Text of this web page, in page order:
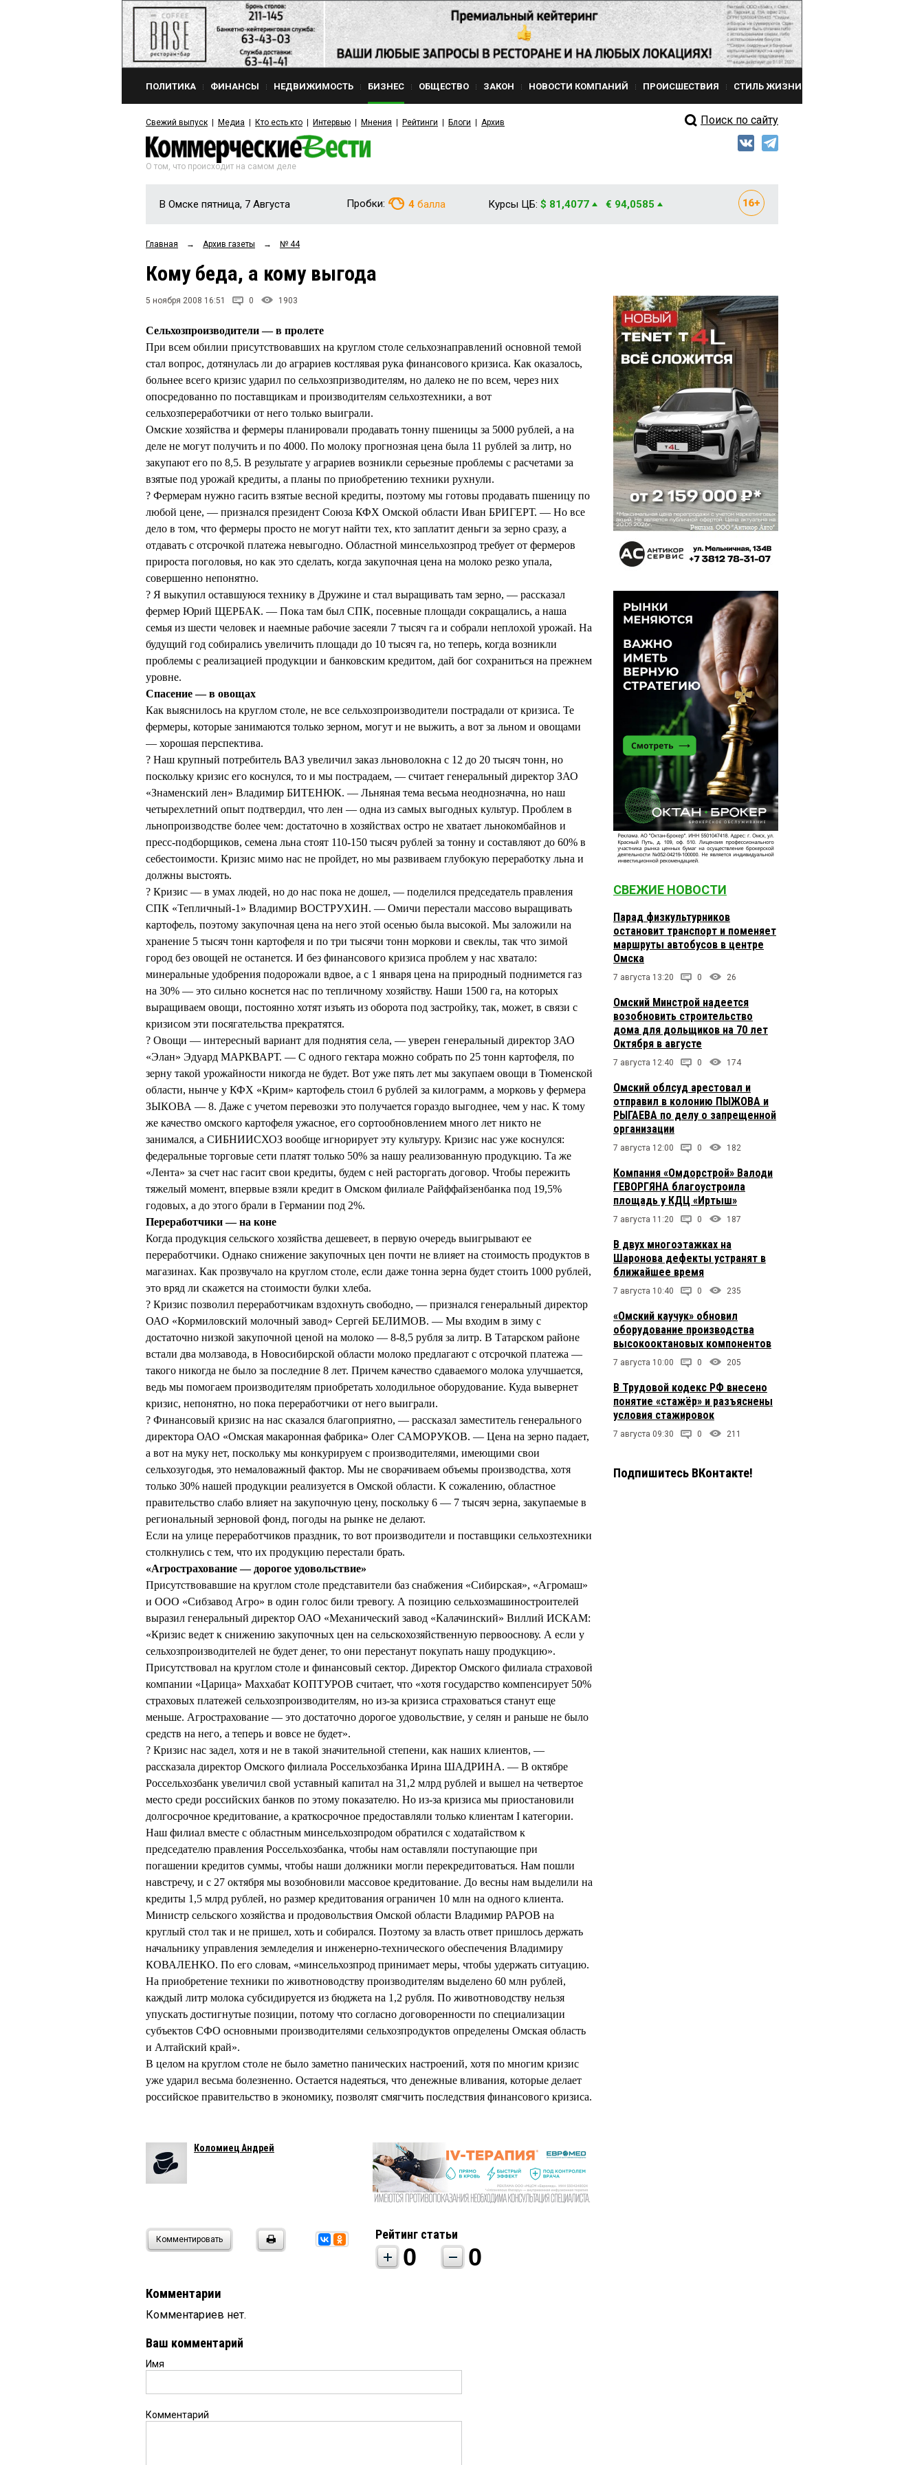
ПОЛИТИКА ФИНАНСЫ НЕДВИЖИМОСТЬ БИЗНЕС ОБЩЕСТВО ЗАКОН НОВОСТИ КОМПАНИЙ ПРОИСШЕСТВИЯ СТИЛЬ ЖИЗНИ
Свежий выпуск Медиа Кто есть кто Интервью Мнения Рейтинги Блоги Архив Поиск по сайту
О том, что происходит на самом деле
В Омске пятница, 7 Августа Пробки: 4 балла Курсы ЦБ: $ 81,4077 € 94,0585
Главная → Архив газеты → № 44
Кому беда, а кому выгода
5 ноября 2008 16:51 0 1903
Сельхозпроизводители — в пролете
При всем обилии присутствовавших на круглом столе сельхознаправлений основной темой
стал вопрос, дотянулась ли до аграриев костлявая рука финансового кризиса. Как оказалось,
больнее всего кризис ударил по сельхозпризводителям, но далеко не по всем, через них
опосредованно по поставщикам и производителям сельхозтехники, а вот
сельхозпереработчики от него только выиграли.
Омские хозяйства и фермеры планировали продавать тонну пшеницы за 5000 рублей, а на
деле не могут получить и по 4000. По молоку прогнозная цена была 11 рублей за литр, но
закупают его по 8,5. В результате у аграриев возникли серьезные проблемы с расчетами за
взятые под урожай кредиты, а планы по приобретению техники рухнули.
? Фермерам нужно гасить взятые весной кредиты, поэтому мы готовы продавать пшеницу по
любой цене, — признался президент Союза КФХ Омской области Иван БРИГЕРТ. — Но все
дело в том, что фермеры просто не могут найти тех, кто заплатит деньги за зерно сразу, а
отдавать с отсрочкой платежа невыгодно. Областной минсельхозпрод требует от фермеров
прироста поголовья, но как это сделать, когда закупочная цена на молоко резко упала,
совершенно непонятно.
? Я выкупил оставшуюся технику в Дружине и стал выращивать там зерно, — рассказал
фермер Юрий ЩЕРБАК. — Пока там был СПК, посевные площади сокращались, а наша
семья из шести человек и наемные рабочие засеяли 7 тысяч га и собрали неплохой урожай. На
будущий год собирались увеличить площади до 10 тысяч га, но теперь, когда возникли
проблемы с реализацией продукции и банковским кредитом, дай бог сохраниться на прежнем
уровне.
Спасение — в овощах
Как выяснилось на круглом столе, не все сельхозпроизводители пострадали от кризиса. Те
фермеры, которые занимаются только зерном, могут и не выжить, а вот за льном и овощами
— хорошая перспектива.
? Наш крупный потребитель ВАЗ увеличил заказ льноволокна с 12 до 20 тысяч тонн, но
поскольку кризис его коснулся, то и мы пострадаем, — считает генеральный директор ЗАО
«Знаменский лен» Владимир БИТЕНЮК. — Льняная тема весьма неоднозначна, но наш
четырехлетний опыт подтвердил, что лен — одна из самых выгодных культур. Проблем в
льнопроизводстве более чем: достаточно в хозяйствах остро не хватает льнокомбайнов и
пресс-подборщиков, семена льна стоят 110-150 тысяч рублей за тонну и составляют до 60% в
себестоимости. Кризис мимо нас не пройдет, но мы развиваем глубокую переработку льна и
должны выстоять.
? Кризис — в умах людей, но до нас пока не дошел, — поделился председатель правления
СПК «Тепличный-1» Владимир ВОСТРУХИН. — Омичи перестали массово выращивать
картофель, поэтому закупочная цена на него этой осенью была высокой. Мы заложили на
хранение 5 тысяч тонн картофеля и по три тысячи тонн моркови и свеклы, так что зимой
город без овощей не останется. И без финансового кризиса проблем у нас хватало:
минеральные удобрения подорожали вдвое, а с 1 января цена на природный поднимется газ
на 30% — это сильно коснется нас по тепличному хозяйству. Наши 1500 га, на которых
выращиваем овощи, постоянно хотят изъять из оборота под застройку, так, может, в связи с
кризисом эти посягательства прекратятся.
? Овощи — интересный вариант для поднятия села, — уверен генеральный директор ЗАО
«Элан» Эдуард МАРКВАРТ. — С одного гектара можно собрать по 25 тонн картофеля, по
зерну такой урожайности никогда не будет. Вот уже пять лет мы закупаем овощи в Тюменской
области, нынче у КФХ «Крим» картофель стоил 6 рублей за килограмм, а морковь у фермера
ЗЫКОВА — 8. Даже с учетом перевозки это получается гораздо выгоднее, чем у нас. К тому
же качество омского картофеля ужасное, его сортообновлением много лет никто не
занимался, а СИБНИИСХОЗ вообще игнорирует эту культуру. Кризис нас уже коснулся:
федеральные торговые сети платят только 50% за нашу реализованную продукцию. Та же
«Лента» за счет нас гасит свои кредиты, будем с ней расторгать договор. Чтобы пережить
тяжелый момент, впервые взяли кредит в Омском филиале Райффайзенбанка под 19,5%
годовых, а до этого брали в Германии под 2%.
Переработчики — на коне
Когда продукция сельского хозяйства дешевеет, в первую очередь выигрывают ее
переработчики. Однако снижение закупочных цен почти не влияет на стоимость продуктов в
магазинах. Как прозвучало на круглом столе, если даже тонна зерна будет стоить 1000 рублей,
это вряд ли скажется на стоимости булки хлеба.
? Кризис позволил переработчикам вздохнуть свободно, — признался генеральный директор
ОАО «Кормиловский молочный завод» Сергей БЕЛИМОВ. — Мы входим в зиму с
достаточно низкой закупочной ценой на молоко — 8-8,5 рубля за литр. В Татарском районе
встали два молзавода, в Новосибирской области молоко предлагают с отсрочкой платежа —
такого никогда не было за последние 8 лет. Причем качество сдаваемого молока улучшается,
ведь мы помогаем производителям приобретать холодильное оборудование. Куда вывернет
кризис, непонятно, но пока переработчики от него выиграли.
? Финансовый кризис на нас сказался благоприятно, — рассказал заместитель генерального
директора ОАО «Омская макаронная фабрика» Олег САМОРУКОВ. — Цена на зерно падает,
а вот на муку нет, поскольку мы конкурируем с производителями, имеющими свои
сельхозугодья, это немаловажный фактор. Мы не сворачиваем объемы производства, хотя
только 30% нашей продукции реализуется в Омской области. К сожалению, областное
правительство слабо влияет на закупочную цену, поскольку 6 — 7 тысяч зерна, закупаемые в
региональный зерновой фонд, погоды на рынке не делают.
Если на улице переработчиков праздник, то вот производители и поставщики сельхозтехники
столкнулись с тем, что их продукцию перестали брать.
«Агрострахование — дорогое удовольствие»
Присутствовавшие на круглом столе представители баз снабжения «Сибирская», «Агромаш»
и ООО «Сибзавод Агро» в один голос били тревогу. А позицию сельхозмашиностроителей
выразил генеральный директор ОАО «Механический завод «Калачинский» Виллий ИСКАМ:
«Кризис ведет к снижению закупочных цен на сельскохозяйственную первооснову. А если у
сельхозпроизводителей не будет денег, то они перестанут покупать нашу продукцию».
Присутствовал на круглом столе и финансовый сектор. Директор Омского филиала страховой
компании «Царица» Маххабат КОПТУРОВ считает, что «хотя государство компенсирует 50%
страховых платежей сельхозпроизводителям, но из-за кризиса страховаться станут еще
меньше. Агрострахование — это достаточно дорогое удовольствие, у селян и раньше не было
средств на него, а теперь и вовсе не будет».
? Кризис нас задел, хотя и не в такой значительной степени, как наших клиентов, —
рассказала директор Омского филиала Россельхозбанка Ирина ШАДРИНА. — В октябре
Россельхозбанк увеличил свой уставный капитал на 31,2 млрд рублей и вышел на четвертое
место среди российских банков по этому показателю. Но из-за кризиса мы приостановили
долгосрочное кредитование, а краткосрочное предоставляли только клиентам I категории.
Наш филиал вместе с областным минсельхозпродом обратился с ходатайством к
председателю правления Россельхозбанка, чтобы нам оставляли поступающие при
погашении кредитов суммы, чтобы наши должники могли перекредитоваться. Нам пошли
навстречу, и с 27 октября мы возобновили массовое кредитование. До весны нам выделили на
кредиты 1,5 млрд рублей, но размер кредитования ограничен 10 млн на одного клиента.
Министр сельского хозяйства и продовольствия Омской области Владимир РАРОВ на
круглый стол так и не пришел, хоть и собирался. Поэтому за власть ответ пришлось держать
начальнику управления земледелия и инженерно-технического обеспечения Владимиру
КОВАЛЕНКО. По его словам, «минсельхозпрод принимает меры, чтобы удержать ситуацию.
На приобретение техники по животноводству производителям выделено 60 млн рублей,
каждый литр молока субсидируется из бюджета на 1,2 рубля. По животноводству нельзя
упускать достигнутые позиции, потому что согласно договоренности по специализации
субъектов СФО основными производителями сельхозпродуктов определены Омская область
и Алтайский край».
В целом на круглом столе не было заметно панических настроений, хотя по многим кризис
уже ударил весьма болезненно. Остается надеяться, что денежные вливания, которые делает
российское правительство в экономику, позволят смягчить последствия финансового кризиса.
Коломиец Андрей
Комментировать Рейтинг статьи
0 0
Комментарии
Комментариев нет.
Ваш комментарий
Имя
Комментарий
СВЕЖИЕ НОВОСТИ
Парад физкультурников
остановит транспорт и поменяет
маршруты автобусов в центре
Омска
7 августа 13:20 0 26
Омский Минстрой надеется
возобновить строительство
дома для дольщиков на 70 лет
Октября в августе
7 августа 12:40 0 174
Омский облсуд арестовал и
отправил в колонию ПЫЖОВА и
РЫГАЕВА по делу о запрещенной
организации
7 августа 12:00 0 182
Компания «Омдорстрой» Валоди
ГЕВОРГЯНА благоустроила
площадь у КДЦ «Иртыш»
7 августа 11:20 0 187
В двух многоэтажках на
Шаронова дефекты устранят в
ближайшее время
7 августа 10:40 0 235
«Омский каучук» обновил
оборудование производства
высокооктановых компонентов
7 августа 10:00 0 205
В Трудовой кодекс РФ внесено
понятие «стажёр» и разъяснены
условия стажировок
7 августа 09:30 0 211
Подпишитесь ВКонтакте!